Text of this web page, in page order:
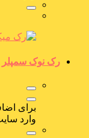
رک نوک سمپلر
برای
وارد